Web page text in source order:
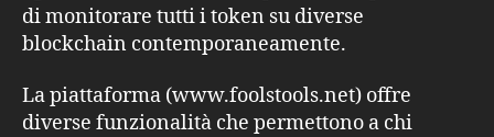
di monitorare tutti i token su diverse
blockchain contemporaneamente.
La piattaforma (www.foolstools.net) offre
diverse funzionalità che permettono a chi